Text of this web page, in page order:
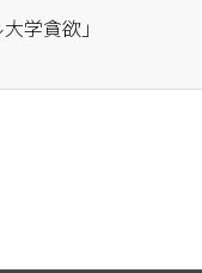
学貪欲」